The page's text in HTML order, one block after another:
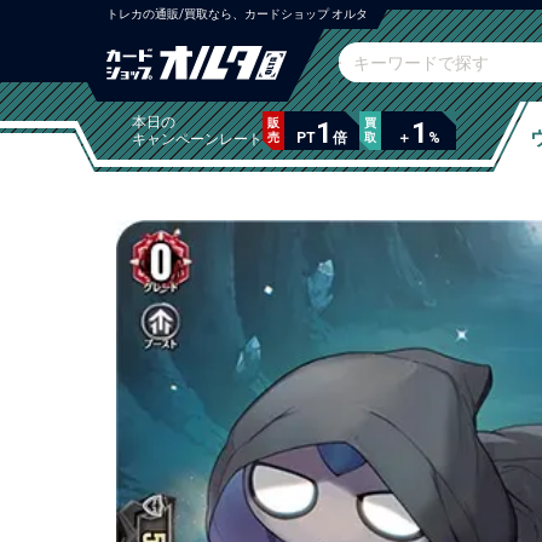
トレカの通販/買取なら、カードショップ オルタ
本日の
キャンペーンレート
販
売
PT1 倍
買
取
＋ 1 %